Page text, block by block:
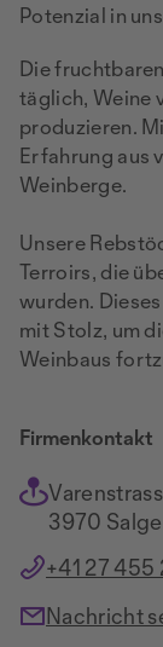
Potenzial in
Die
täglich, Weine
produzieren.
Erfahrung aus
Weinberge.
Unsere
Terroirs, die
wurden.
mit Stolz, um
Weinbaus
Firmenkontakt
3970
+41 27 455
Nachricht